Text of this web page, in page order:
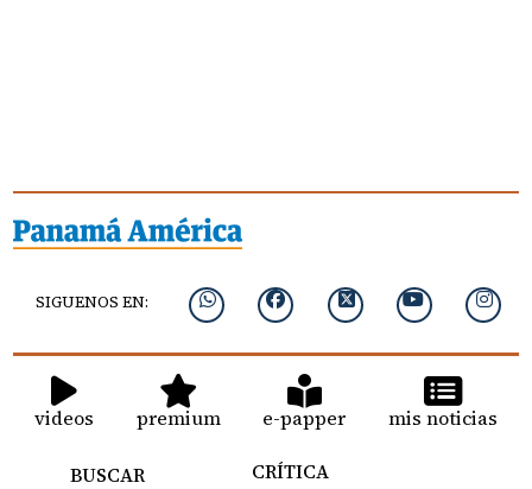
SIGUENOS EN:
videos premium e-papper mis noticias
BUSCAR
CRÍTICA